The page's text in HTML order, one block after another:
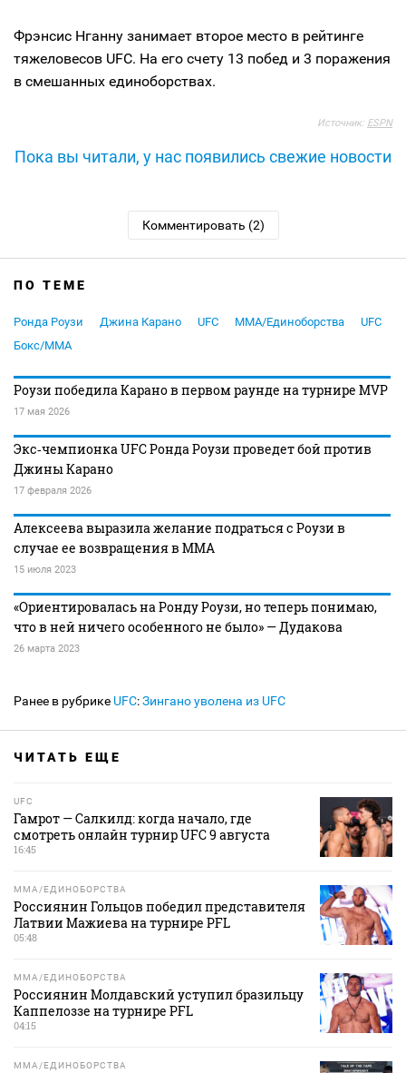
Фрэнсис Нганну занимает второе место в рейтинге
тяжеловесов UFC. На его счету 13 побед и 3 поражения
в смешанных единоборствах.
Источник: ESPN
Пока вы читали, у нас появились свежие новости
Комментировать (2)
ПО ТЕМЕ
Ронда Роузи Джина Карано UFC MMA/Единоборства
UFC
Бокс/MMA
Роузи победила Карано в первом раунде на турнире MVP
17 мая 2026
Экс‑чемпионка UFC Ронда Роузи проведет бой против
Джины Карано
17 февраля 2026
Алексеева выразила желание подраться с Роузи в
случае ее возвращения в ММА
15 июля 2023
«Ориентировалась на Ронду Роузи, но теперь понимаю,
что в ней ничего особенного не было» — Дудакова
26 марта 2023
Ранее в рубрике UFC:Зингано уволена из UFC
ЧИТАТЬ ЕЩЕ
UFC
Гамрот — Салкилд: когда начало, где
смотреть онлайн турнир UFC 9 августа
16:45
MMA/ЕДИНОБОРСТВА
Россиянин Гольцов победил представителя
Латвии Мажиева на турнире PFL
05:48
MMA/ЕДИНОБОРСТВА
Россиянин Молдавский уступил бразильцу
Каппелоззе на турнире PFL
04:15
MMA/ЕДИНОБОРСТВА